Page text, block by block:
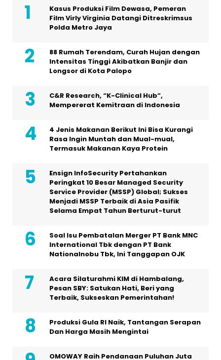
Kasus Produksi Film Dewasa, Pemeran
Film Virly Virginia Datangi Ditreskrimsus
Polda Metro Jaya
88 Rumah Terendam, Curah Hujan dengan
Intensitas Tinggi Akibatkan Banjir dan
Longsor di Kota Palopo
C&R Research, “K-Clinical Hub”,
Mempererat Kemitraan di Indonesia
4 Jenis Makanan Berikut Ini Bisa Kurangi
Rasa Ingin Muntah dan Mual-mual,
Termasuk Makanan Kaya Protein
Ensign InfoSecurity Pertahankan
Peringkat 10 Besar Managed Security
Service Provider (MSSP) Global; Sukses
Menjadi MSSP Terbaik di Asia Pasifik
Selama Empat Tahun Berturut-turut
Soal Isu Pembatalan Merger PT Bank MNC
International Tbk dengan PT Bank
Nationalnobu Tbk, Ini Tanggapan OJK
Acara Silaturahmi KIM di Hambalang,
Pesan SBY: Satukan Hati, Beri yang
Terbaik, Sukseskan Pemerintahan!
Produksi Gula RI Naik, Tantangan Serapan
Dan Harga Masih Mengintai
OMOWAY Raih Pendanaan Puluhan Juta